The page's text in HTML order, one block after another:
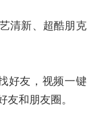
清新、超酷朋克
好友，视频一键
和朋友圈。